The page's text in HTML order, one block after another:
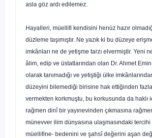
asla göz ardı edilemez.
Hayalleri, müellifi kendisini henüz hazır
düzleme taşımıştır. Ne yazık ki bu düzeye
imkânları ne de yetişme tarzı elvermiştir. Yeni
âlim, edip ve üstatlarından olan Dr. Ahmet
olarak tanımadığı ve yetiştiği ülke
düzeyini bilemediği birisine hak ettiğinden
vermekten korkmuştu, bu korkusunda da haklı
rağmen dinî bir yayınevinden çıkmasına
münevver ilim dünyasına ulaşmasındaki tercihi
müellifine- bedenini ve şahsî değerini aşan